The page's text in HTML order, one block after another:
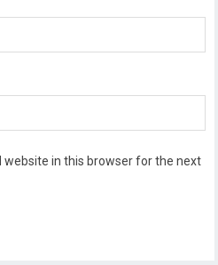
website in this browser for the next